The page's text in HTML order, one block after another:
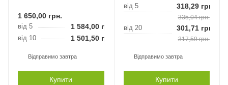
1 650,00 грн.
від 5 1 584,00 грн.
від 10 1 501,50 грн.
Відправимо завтра
Купити
від 5 318,29грн.
335,04грн.
від 20 301,71грн.
317,59грн.
Відправимо завтра
Купити